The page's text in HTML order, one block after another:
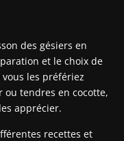
des gésiers en
et le choix de
les préfériez
tendres en cocotte,
apprécier.
recettes et